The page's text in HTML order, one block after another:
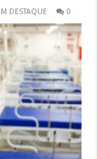
DESTAQUE 0